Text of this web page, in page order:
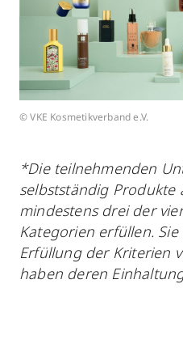
© VKE Kosmetikverband e.V.
*Die teilnehmenden
selbstständig Produkte
mindestens drei der
Kategorien erfüllen.
Erfüllung der Kriterien
haben deren